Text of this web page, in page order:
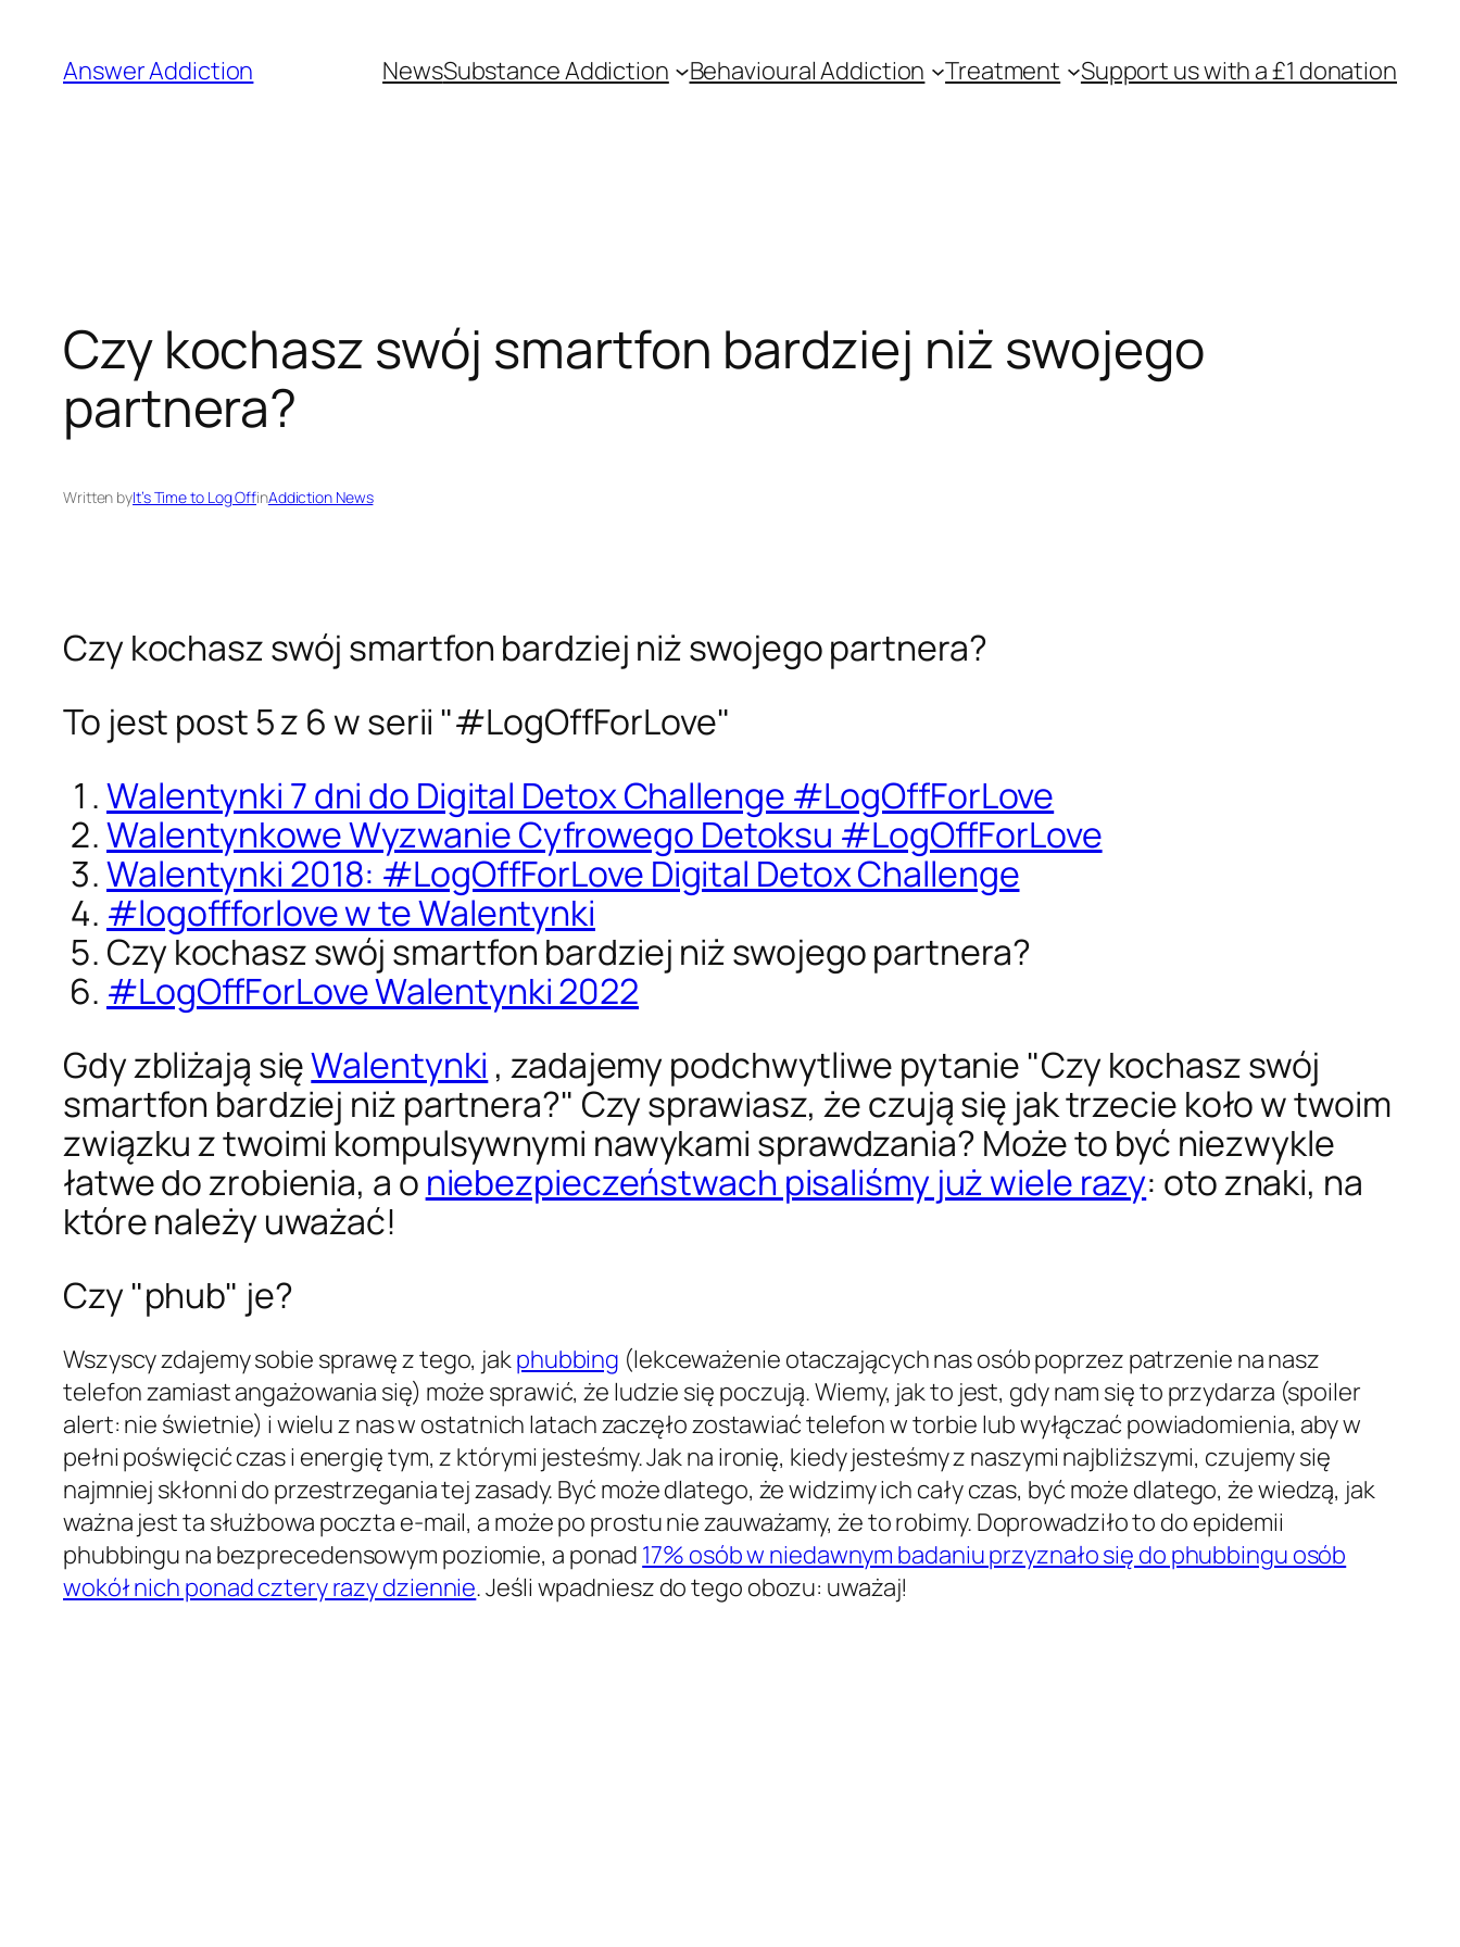
content
Answer Addiction NewsSubstance Addiction Behavioural Addiction Treatment Support us with a £1 donation
Czy kochasz swój smartfon bardziej niż swojego
partnera?
Written byIt’s Time to Log OffinAddiction News
Czy kochasz swój smartfon bardziej niż swojego partnera?
To jest post 5 z 6 w serii "#LogOffForLove"
Walentynki 7 dni do Digital Detox Challenge #LogOffForLove
Walentynkowe Wyzwanie Cyfrowego Detoksu #LogOffForLove
Walentynki 2018: #LogOffForLove Digital Detox Challenge
#logoffforlove w te Walentynki
Czy kochasz swój smartfon bardziej niż swojego partnera?
#LogOffForLove Walentynki 2022
Gdy zbliżają sięWalentynki , zadajemy podchwytliwe pytanie "Czy kochasz swój
smartfon bardziej niż partnera?" Czy sprawiasz, że czują się jak trzecie koło w twoim
związku z twoimi kompulsywnymi nawykami sprawdzania? Może to być niezwykle
łatwe do zrobienia, a o niebezpieczeństwach pisaliśmy już wiele razy: oto znaki, na
które należy uważać!
Czy "phub" je?
Wszyscy zdajemy sobie sprawę z tego, jakphubbing (lekceważenie otaczających nas osób poprzez patrzenie na nasz
telefon zamiast angażowania się) może sprawić, że ludzie się poczują. Wiemy, jak to jest, gdy nam się to przydarza (spoiler
alert: nie świetnie) i wielu z nas w ostatnich latach zaczęło zostawiać telefon w torbie lub wyłączać powiadomienia, aby w
pełni poświęcić czas i energię tym, z którymi jesteśmy. Jak na ironię, kiedy jesteśmy z naszymi najbliższymi, czujemy się
najmniej skłonni do przestrzegania tej zasady. Być może dlatego, że widzimy ich cały czas, być może dlatego, że wiedzą, jak
ważna jest ta służbowa poczta e-mail, a może po prostu nie zauważamy, że to robimy. Doprowadziło to do epidemii
phubbingu na bezprecedensowym poziomie, a ponad 17% osób w niedawnym badaniu przyznało się do phubbingu osób
wokół nich ponad cztery razy dziennie. Jeśli wpadniesz do tego obozu: uważaj!